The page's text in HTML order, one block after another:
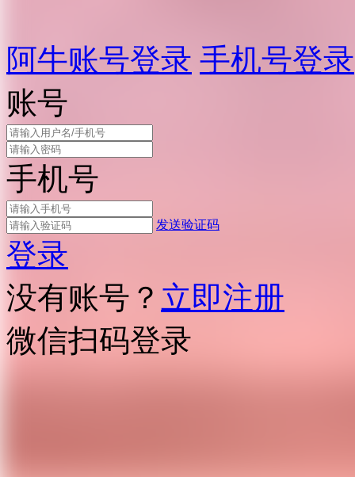
阿牛账号登录 手机号登录
账号
手机号
发送验证码
登录
没有账号？ 立即注册
微信扫码登录